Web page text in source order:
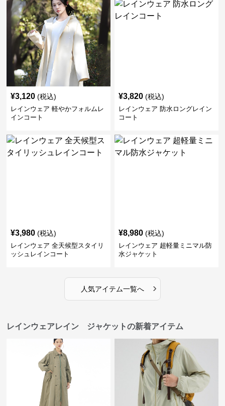
¥3,120 (税込)
レインウェア 軽やかフォルムレ
インコート
¥3,820 (税込)
レインウェア 防水ロングレイン
コート
¥3,980 (税込)
レインウェア 全天候型スタイリ
ッシュレインコート
¥8,980 (税込)
レインウェア 超軽量ミニマル防
水ジャケット
人気アイテム一覧へ ›
レインウェアレイン ジャケットの新着アイテム